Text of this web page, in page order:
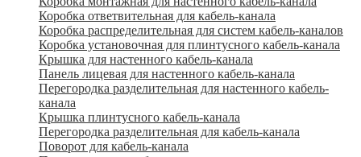
Коробка ответвительная для кабель-канала
Коробка распределительная для систем кабель-каналов
Коробка установочная для плинтусного кабель-канала
Крышка для настенного кабель-канала
Панель лицевая для настенного кабель-канала
Перегородка разделительная для настенного кабель-
канала
Крышка плинтусного кабель-канала
Перегородка разделительная для кабель-канала
Поворот для кабель-канала